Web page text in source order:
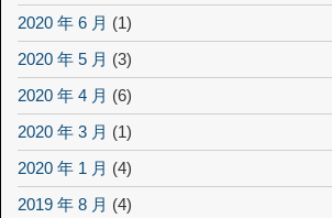
2020 年 6 月 (1)
2020 年 5 月 (3)
2020 年 4 月 (6)
2020 年 3 月 (1)
2020 年 1 月 (4)
2019 年 8 月 (4)